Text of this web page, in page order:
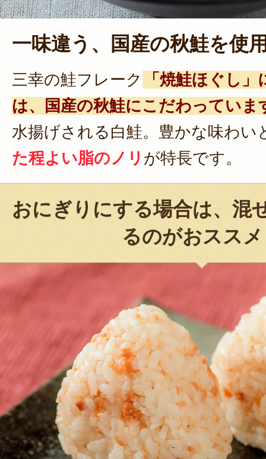
一味違う、国産の秋鮭を使
三幸の鮭フレーク
「焼鮭ほぐし
は、国産の秋鮭にこだわっていま
水揚げされる白鮭。豊かな味わい
た程よい脂のノリ が特長です。
おにぎりにする場合は、混
るのがおスス